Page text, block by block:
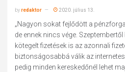
byredaktor 2020. július 13.
„Nagyon sokat fejlődött a
de ennek nincs vége.
kötegelt fizetések is az azonnali
biztonságosabbá válik az
pedig minden kereskedőnél lehet